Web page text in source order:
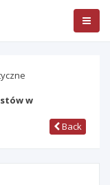
w
Back